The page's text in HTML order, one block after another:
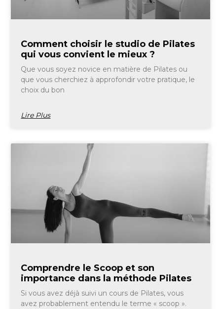
Comment choisir le studio de Pilates
qui vous convient le mieux ?
Que vous soyez novice en matière de Pilates ou
que vous cherchiez à approfondir votre pratique, le
choix du bon
Lire Plus
Comprendre le Scoop et son
importance dans la méthode Pilates
Si vous avez déjà suivi un cours de Pilates, vous
avez probablement entendu le terme « scoop ».